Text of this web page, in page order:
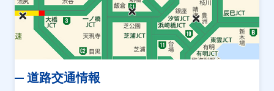
道路交通情報